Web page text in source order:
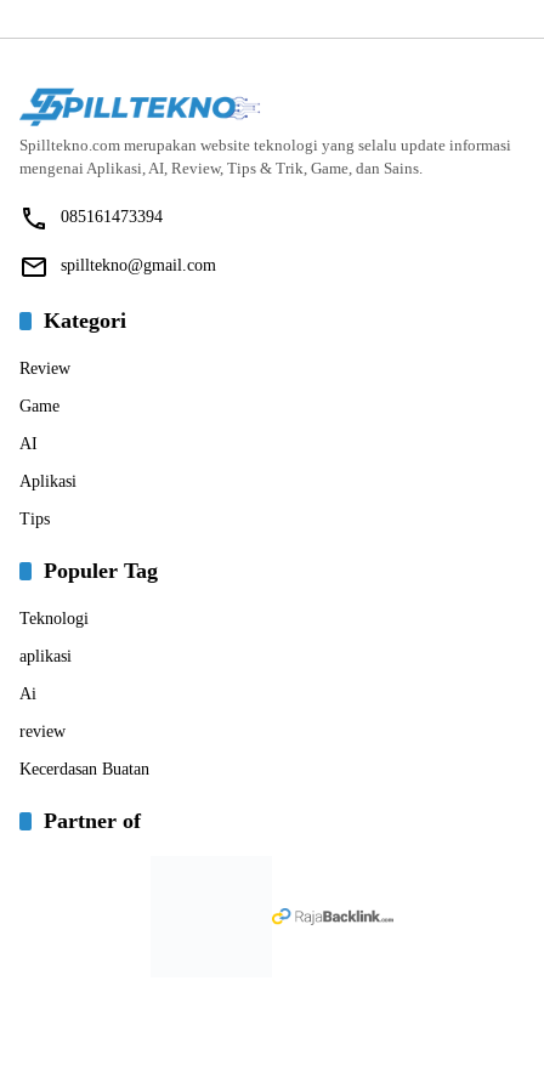
Spilltekno.com merupakan website teknologi yang selalu update informasi
mengenai Aplikasi, AI, Review, Tips & Trik, Game, dan Sains.
085161473394
spilltekno@gmail.com
Kategori
Review
Game
AI
Aplikasi
Tips
Populer Tag
Teknologi
aplikasi
Ai
review
Kecerdasan Buatan
Partner of